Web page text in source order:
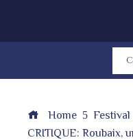
Home
Festival
CRITIQUE: Roubaix,